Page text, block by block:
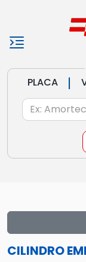
PLACA |
CILINDRO